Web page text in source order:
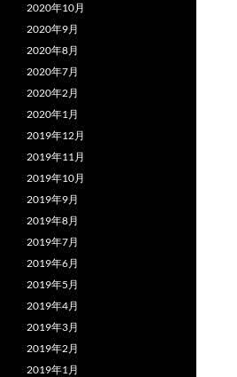
2020年10月
2020年9月
2020年8月
2020年7月
2020年2月
2020年1月
2019年12月
2019年11月
2019年10月
2019年9月
2019年8月
2019年7月
2019年6月
2019年5月
2019年4月
2019年3月
2019年2月
2019年1月